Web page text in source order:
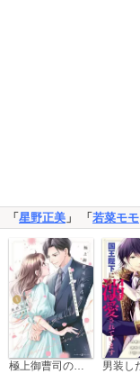
「星野正美 」 「若菜モモ
極上御曹司の独占愛～愛され契約妻になりました～